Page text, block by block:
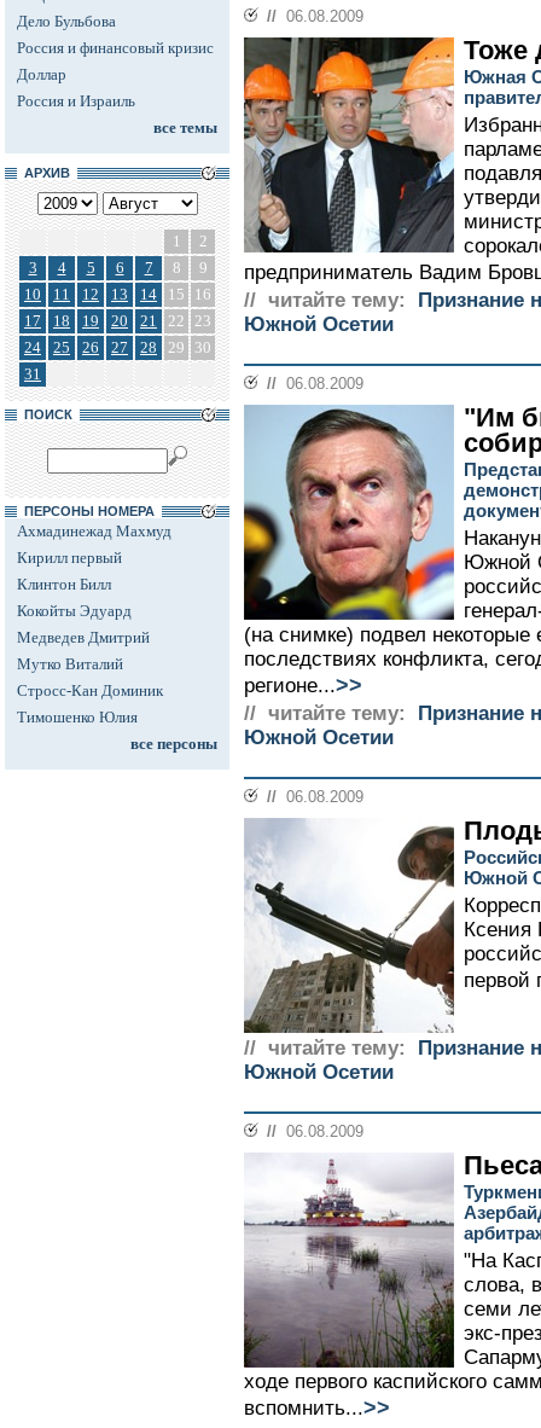
Дело Бульбова
Россия и финансовый кризис
Доллар
Россия и Израиль
все темы
АРХИВ
1
2
3
4 5 6 7 8
9
10
11 12 13 14 15
16
17
18 19 20 21 22 23
24
25 26 27 28 29
30
31
ПОИСК
ПЕРСОНЫ НОМЕРА
Ахмадинежад Махмуд
Кирилл первый
Клинтон Билл
Кокойты Эдуард
Медведев Дмитрий
Мутко Виталий
Стросс-Кан Доминик
Тимошенко Юлия
все персоны
// 06.08.2009
Тоже
Южная
предприниматель Вадим
// читайте тему:
Признание
Южной Осетии
// 06.08.2009
"Им
Южной
(на снимке) подвел некоторые
последствиях конфликта,
регионе...>>
// читайте тему:
Признание
Южной Осетии
// 06.08.2009
Южной
первой
// читайте тему:
Признание
Южной Осетии
// 06.08.2009
"На
слова,
семи
экс-
ходе первого каспийского
вспомнить...>>